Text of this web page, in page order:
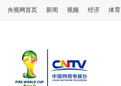
央视网首页 新闻 视频 经济 体育